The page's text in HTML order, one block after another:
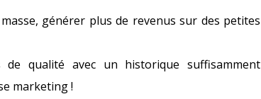
générer plus de revenus sur des petites
de qualité avec un historique suffisamment
marketing !